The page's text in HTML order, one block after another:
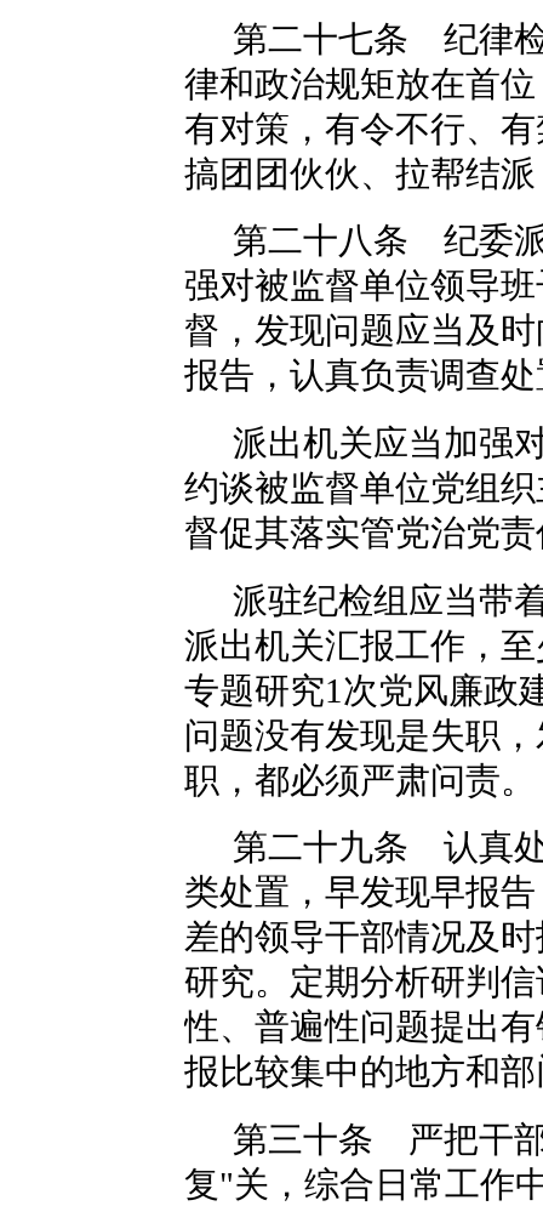
第二十七条 纪律
律和政治规矩放在首
有对策，有令不行、
搞团团伙伙、拉帮结
第二十八条 纪委
强对被监督单位领导
督，发现问题应当及
报告，认真负责调查
派出机关应当加强
约谈被监督单位党组
督促其落实管党治党
派驻纪检组应当带
派出机关汇报工作，
专题研究1次党风廉政
问题没有发现是失职
职，都必须严肃问责。
第二十九条 认真
类处置，早发现早报
差的领导干部情况及
研究。定期分析研判
性、普遍性问题提出
报比较集中的地方和
第三十条 严把干
复"关，综合日常工作